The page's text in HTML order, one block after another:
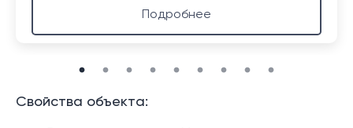
Подробнее
Свойства объекта: